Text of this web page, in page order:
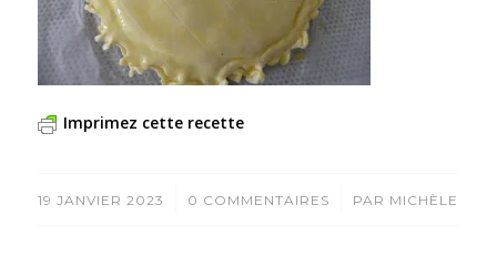
Imprimez cette recette
19 JANVIER 2023
/ 0 COMMENTAIRES
/ PAR MICHÈLE